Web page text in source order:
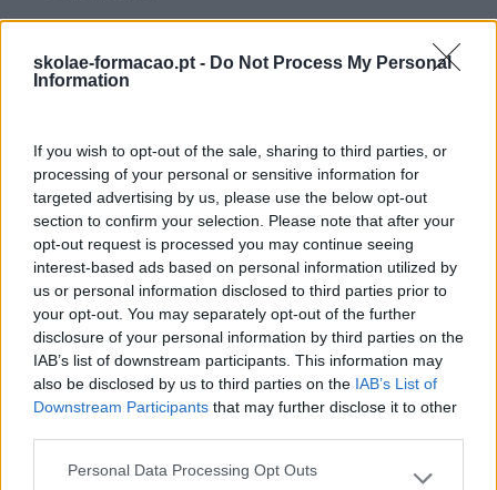
skolae-formacao.pt - Do Not Process My Personal
Information
If you wish to opt-out of the sale, sharing to third parties, or
processing of your personal or sensitive information for
targeted advertising by us, please use the below opt-out
section to confirm your selection. Please note that after your
opt-out request is processed you may continue seeing
interest-based ads based on personal information utilized by
us or personal information disclosed to third parties prior to
your opt-out. You may separately opt-out of the further
disclosure of your personal information by third parties on the
IAB’s list of downstream participants. This information may
also be disclosed by us to third parties on the IAB’s List of
Downstream Participants that may further disclose it to other
Please note that this website/app uses one or more Google
Personal Data Processing Opt Outs
Cultura
Desenvolvimento
Entrevista
Expo RH
IA
Inglês
Interculturalidade
Keep In Mind
Liderança
Perspetivas